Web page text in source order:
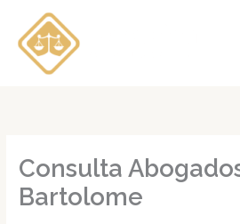
contenido
Consulta
Bartolome